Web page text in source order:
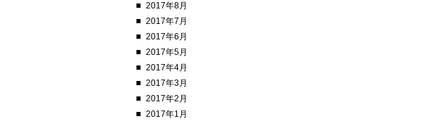
2017年8月
2017年7月
2017年6月
2017年5月
2017年4月
2017年3月
2017年2月
2017年1月